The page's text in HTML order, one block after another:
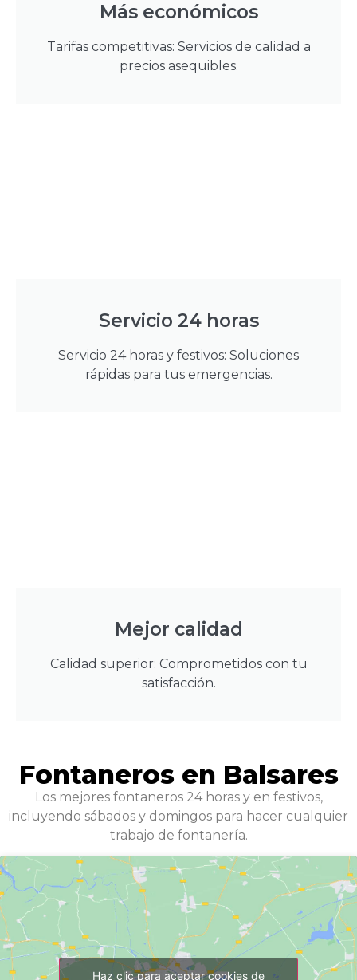
Más económicos
Tarifas competitivas: Servicios de calidad a
precios asequibles.
Servicio 24 horas
Servicio 24 horas y festivos: Soluciones
rápidas para tus emergencias.
Mejor calidad
Calidad superior: Comprometidos con tu
satisfacción.
Fontaneros en Balsares
Los mejores fontaneros 24 horas y en festivos,
incluyendo sábados y domingos para hacer cualquier
trabajo de fontanería.
Haz clic para aceptar cookies de